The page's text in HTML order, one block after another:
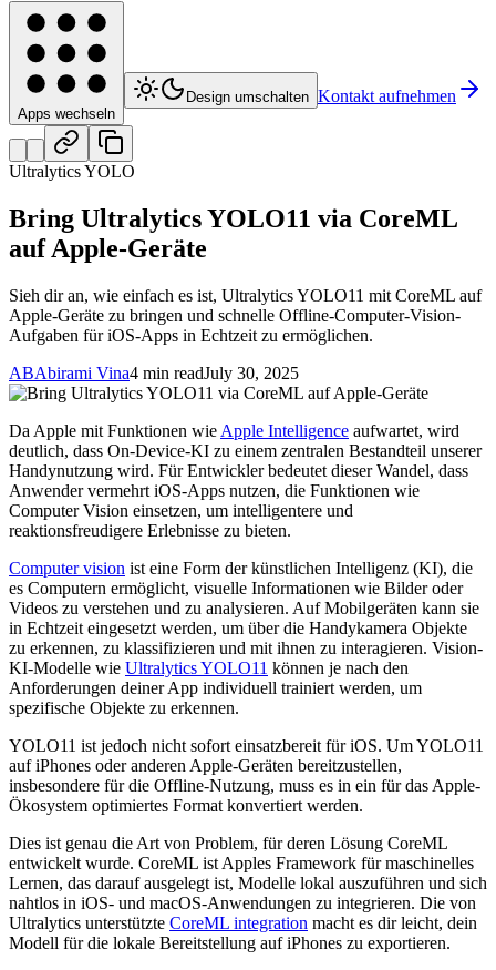
Apps wechseln
Design umschalten Kontakt aufnehmen
Ultralytics YOLO
Bring Ultralytics YOLO11 via CoreML
auf Apple-Geräte
Sieh dir an, wie einfach es ist, Ultralytics YOLO11 mit CoreML auf
Apple-Geräte zu bringen und schnelle Offline-Computer-Vision-
Aufgaben für iOS-Apps in Echtzeit zu ermöglichen.
ABAbirami Vina4 min readJuly 30, 2025
Da Apple mit Funktionen wie Apple Intelligence aufwartet, wird
deutlich, dass On-Device-KI zu einem zentralen Bestandteil unserer
Handynutzung wird. Für Entwickler bedeutet dieser Wandel, dass
Anwender vermehrt iOS-Apps nutzen, die Funktionen wie
Computer Vision einsetzen, um intelligentere und
reaktionsfreudigere Erlebnisse zu bieten.
Computer vision ist eine Form der künstlichen Intelligenz (KI), die
es Computern ermöglicht, visuelle Informationen wie Bilder oder
Videos zu verstehen und zu analysieren. Auf Mobilgeräten kann sie
in Echtzeit eingesetzt werden, um über die Handykamera Objekte
zu erkennen, zu klassifizieren und mit ihnen zu interagieren. Vision-
KI-Modelle wie Ultralytics YOLO11 können je nach den
Anforderungen deiner App individuell trainiert werden, um
spezifische Objekte zu erkennen.
YOLO11 ist jedoch nicht sofort einsatzbereit für iOS. Um YOLO11
auf iPhones oder anderen Apple-Geräten bereitzustellen,
insbesondere für die Offline-Nutzung, muss es in ein für das Apple-
Ökosystem optimiertes Format konvertiert werden.
Dies ist genau die Art von Problem, für deren Lösung CoreML
entwickelt wurde. CoreML ist Apples Framework für maschinelles
Lernen, das darauf ausgelegt ist, Modelle lokal auszuführen und sich
nahtlos in iOS- und macOS-Anwendungen zu integrieren. Die von
Ultralytics unterstützte CoreML integration macht es dir leicht, dein
Modell für die lokale Bereitstellung auf iPhones zu exportieren.